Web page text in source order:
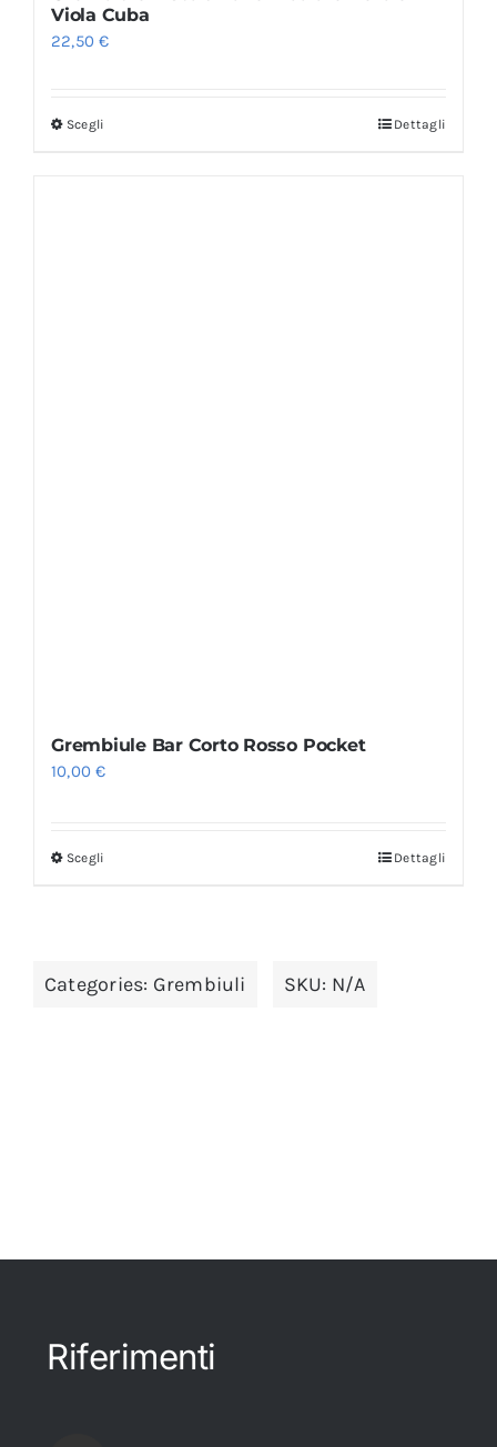
Viola Cuba
22,50€
Scegli Dettagli
Grembiule Bar Corto Rosso Pocket
10,00€
Scegli Dettagli
Categories: Grembiuli SKU: N/A
Riferimenti